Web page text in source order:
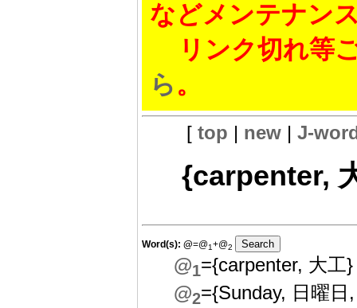
などメンテナン
リンク切れ等
ら。
[ top | new| J-
{carpenter,
Word(s): @=@1+@2
@1={carpenter, 大工}
@2={Sunday, 日曜日